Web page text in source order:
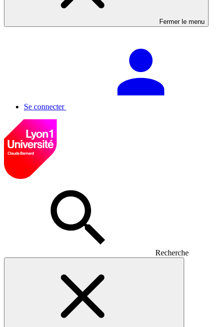
Fermer le menu
Se connecter
Recherche